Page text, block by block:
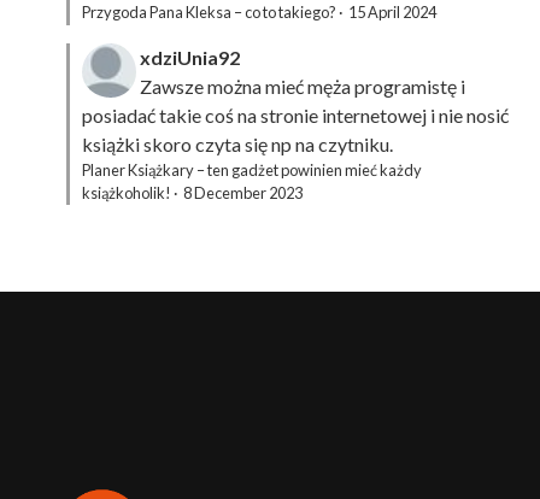
Przygoda Pana Kleksa – co to takiego? · 15 April 2024
xdziUnia92
Zawsze można mieć męża programistę i
posiadać takie coś na stronie internetowej i nie nosić
książki skoro czyta się np na czytniku.
Planer Książkary – ten gadżet powinien mieć każdy
książkoholik! · 8 December 2023